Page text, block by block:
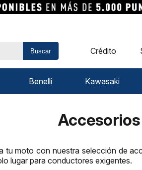
Buscar Crédito
Benelli Kawasaki
tu moto con nuestra selección de
lugar para conductores exigentes.